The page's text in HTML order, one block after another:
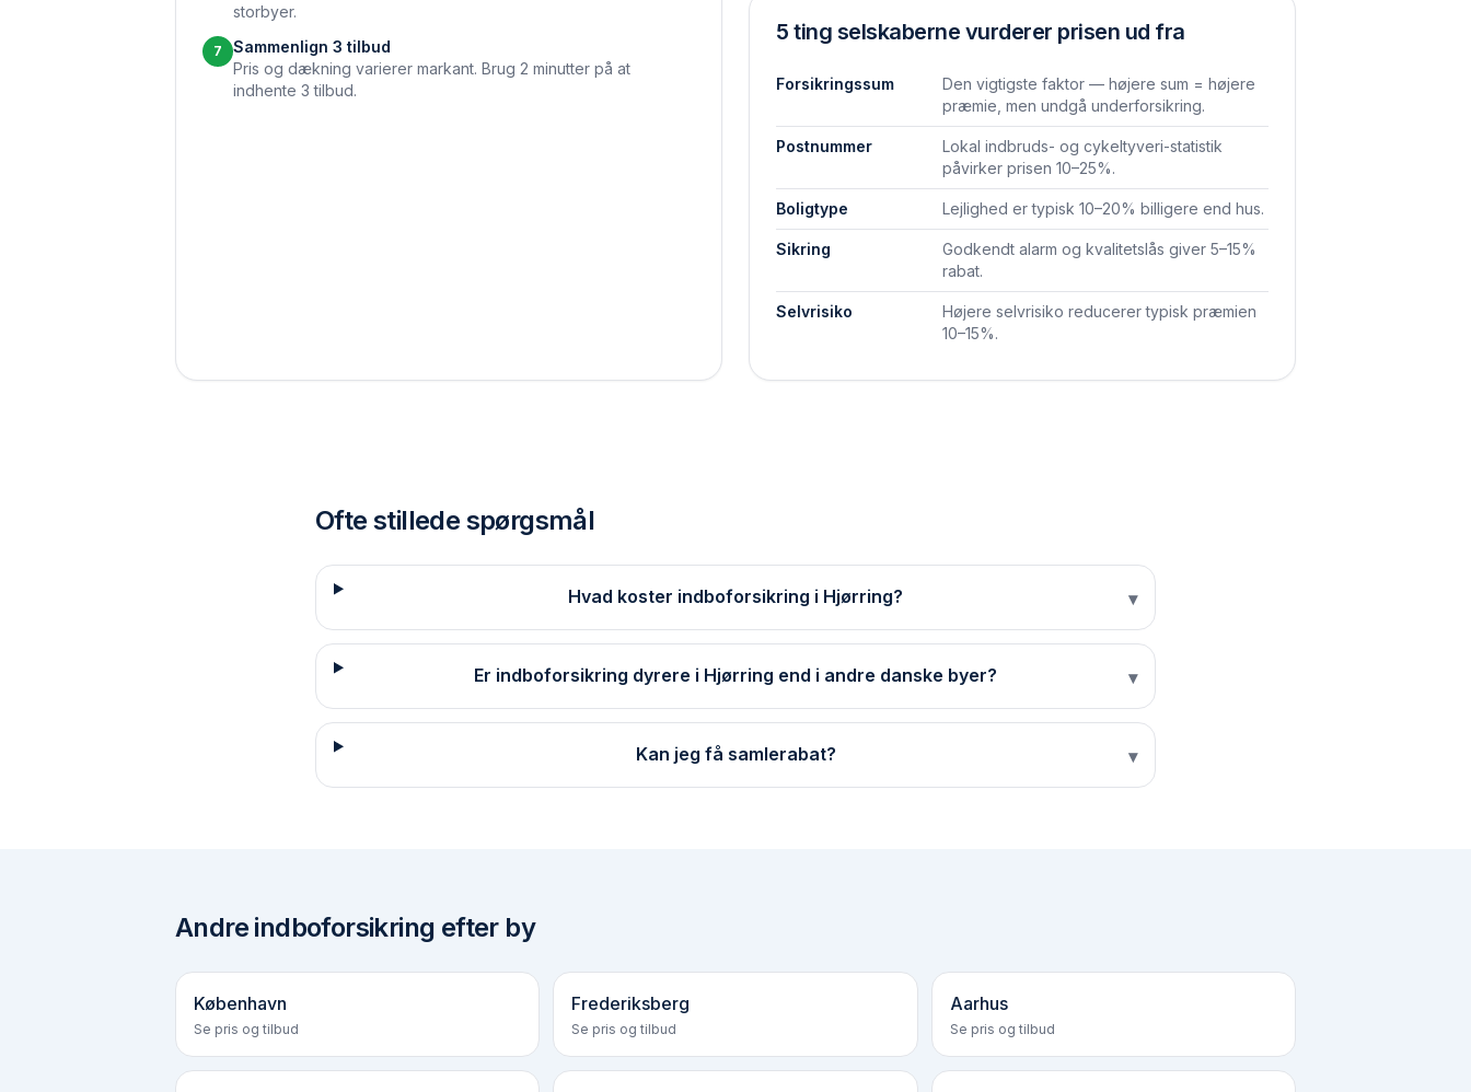
storbyer.
7
Sammenlign 3 tilbud
Pris og dækning varierer markant. Brug 2 minutter på at
indhente 3 tilbud.
5 ting selskaberne vurderer prisen ud fra
Forsikringssum
Den vigtigste faktor — højere sum = højere
præmie, men undgå underforsikring.
Postnummer
Lokal indbruds- og cykeltyveri-statistik
påvirker prisen 10–25%.
Boligtype Lejlighed er typisk 10–20% billigere end hus.
Sikring
Godkendt alarm og kvalitetslås giver 5–15%
rabat.
Selvrisiko
Højere selvrisiko reducerer typisk præmien
10–15%.
Ofte stillede spørgsmål
Hvad koster indboforsikring i Hjørring? ▾
Er indboforsikring dyrere i Hjørring end i andre danske byer? ▾
Kan jeg få samlerabat? ▾
Andre indboforsikring efter by
København
Se pris og tilbud
Frederiksberg
Se pris og tilbud
Aarhus
Se pris og tilbud